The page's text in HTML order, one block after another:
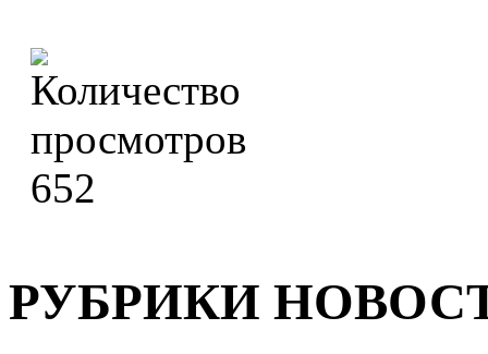
652
РУБРИКИ